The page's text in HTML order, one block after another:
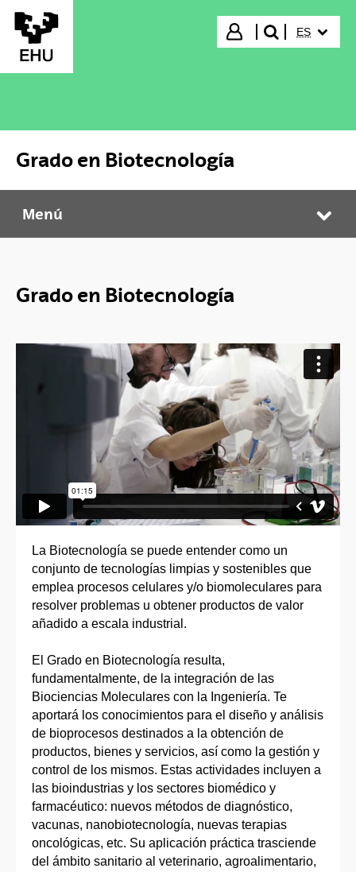
Saltar al contenido principal
Iniciar sesión
buscar"
ES
Grado en Biotecnología
Grado en Biotecnología
Menú
Grado en Biotecnología
La Biotecnología se puede entender como un
conjunto de tecnologías limpias y sostenibles que
emplea procesos celulares y/o biomoleculares para
resolver problemas u obtener productos de valor
añadido a escala industrial.
El Grado en Biotecnología resulta,
fundamentalmente, de la integración de las
Biociencias Moleculares con la Ingeniería. Te
aportará los conocimientos para el diseño y análisis
de bioprocesos destinados a la obtención de
productos, bienes y servicios, así como la gestión y
control de los mismos. Estas actividades incluyen a
las bioindustrias y los sectores biomédico y
farmacéutico: nuevos métodos de diagnóstico,
vacunas, nanobiotecnología, nuevas terapias
oncológicas, etc. Su aplicación práctica trasciende
del ámbito sanitario al veterinario, agroalimentario,